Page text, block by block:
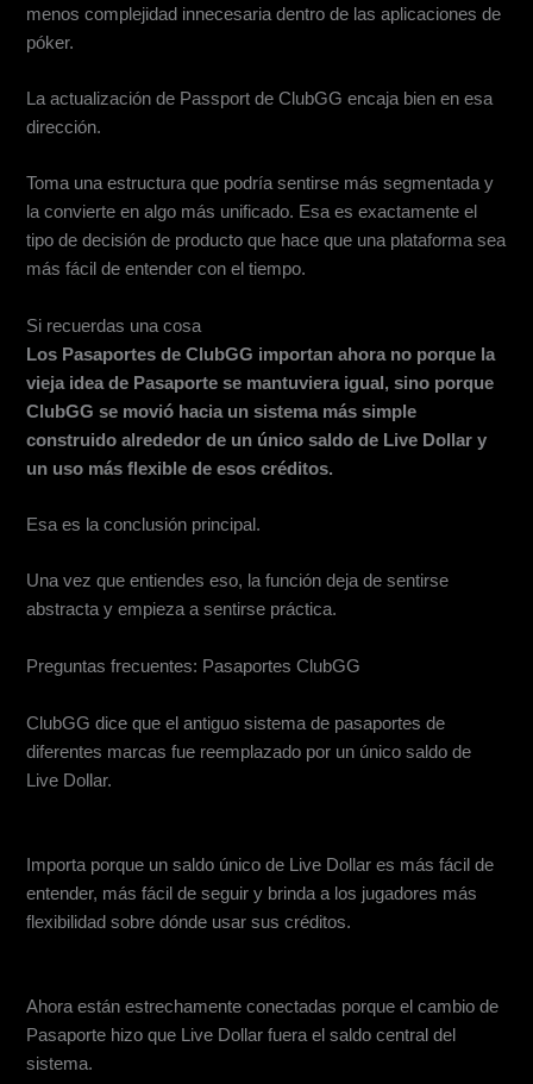
menos complejidad innecesaria dentro de las aplicaciones de
póker.
La actualización de Passport de ClubGG encaja bien en esa
dirección.
Toma una estructura que podría sentirse más segmentada y
la convierte en algo más unificado. Esa es exactamente el
tipo de decisión de producto que hace que una plataforma sea
más fácil de entender con el tiempo.
Si recuerdas una cosa
Los Pasaportes de ClubGG importan ahora no porque la
vieja idea de Pasaporte se mantuviera igual, sino porque
ClubGG se movió hacia un sistema más simple
construido alrededor de un único saldo de Live Dollar y
un uso más flexible de esos créditos.
Esa es la conclusión principal.
Una vez que entiendes eso, la función deja de sentirse
abstracta y empieza a sentirse práctica.
Preguntas frecuentes: Pasaportes ClubGG
ClubGG dice que el antiguo sistema de pasaportes de
diferentes marcas fue reemplazado por un único saldo de
Live Dollar.
Importa porque un saldo único de Live Dollar es más fácil de
entender, más fácil de seguir y brinda a los jugadores más
flexibilidad sobre dónde usar sus créditos.
Ahora están estrechamente conectadas porque el cambio de
Pasaporte hizo que Live Dollar fuera el saldo central del
sistema.